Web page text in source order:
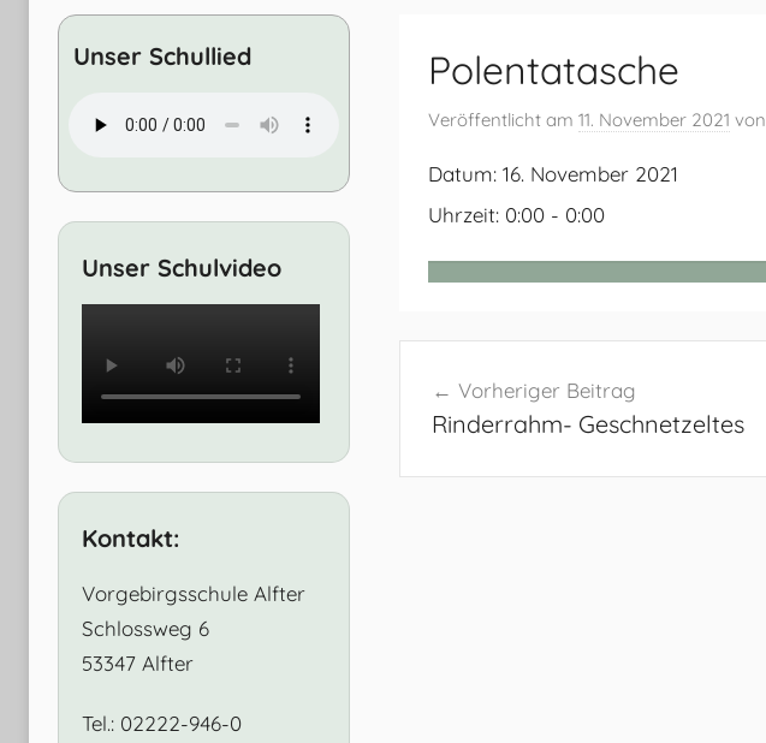
Polentatasche
Veröffentlicht am 11. November 2021 von
Datum: 16. November 2021
Uhrzeit: 0:00 - 0:00
Vorheriger Beitrag
Rinderrahm- Geschnetzeltes
Unser Schullied
Unser Schulvideo
Kontakt:
Vorgebirgsschule Alfter
Schlossweg 6
53347 Alfter
Tel.: 02222-946-0